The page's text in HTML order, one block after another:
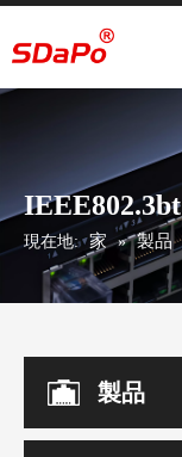
IEEE802.3bt
現在地: 家 » 製品
製品